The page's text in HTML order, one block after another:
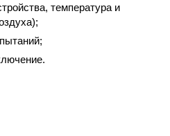
температура и